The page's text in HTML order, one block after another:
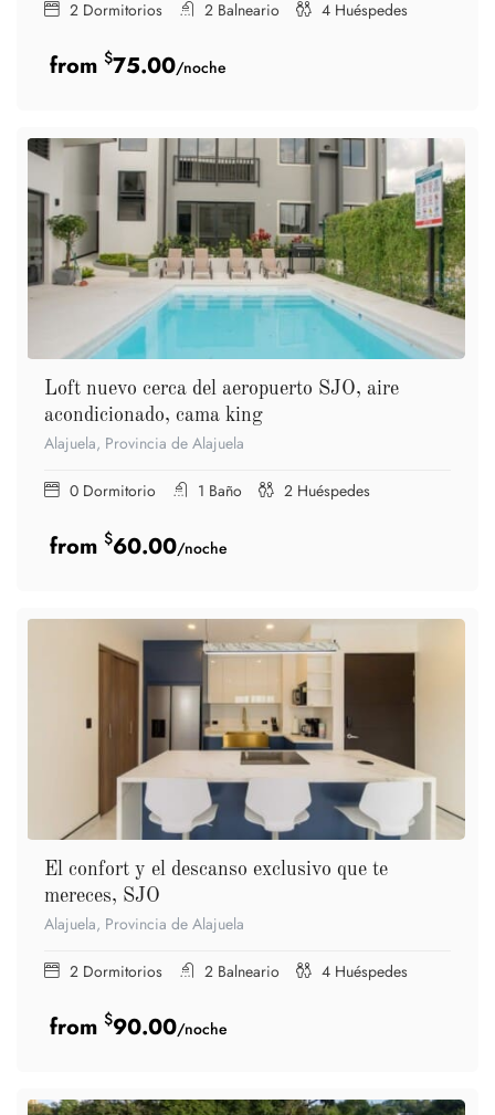
2 Dormitorios 2 Balneario 4 Huéspedes
$75.00/noche
Loft nuevo cerca del aeropuerto SJO, aire
acondicionado, cama king
Alajuela, Provincia de Alajuela
0 Dormitorio 1 Baño 2 Huéspedes
$60.00/noche
El confort y el descanso exclusivo que te
mereces, SJO
Alajuela, Provincia de Alajuela
2 Dormitorios 2 Balneario 4 Huéspedes
$90.00/noche